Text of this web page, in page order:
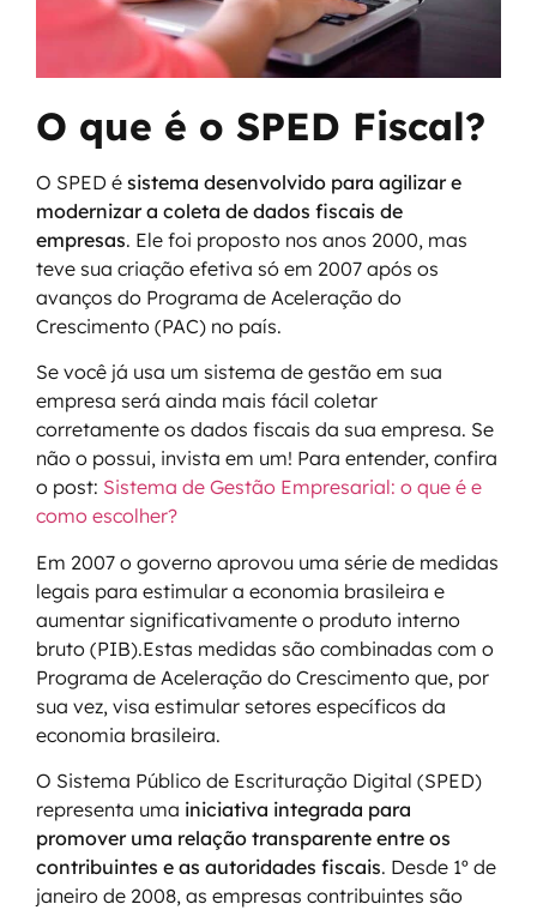
O que é o SPED Fiscal?
O SPED é sistema desenvolvido para agilizar e
modernizar a coleta de dados fiscais de
empresas. Ele foi proposto nos anos 2000, mas
teve sua criação efetiva só em 2007 após os
avanços do Programa de Aceleração do
Crescimento (PAC) no país.
Se você já usa um sistema de gestão em sua
empresa será ainda mais fácil coletar
corretamente os dados fiscais da sua empresa. Se
não o possui, invista em um! Para entender, confira
o post: Sistema de Gestão Empresarial: o que é e
como escolher?
Em 2007 o governo aprovou uma série de medidas
legais para estimular a economia brasileira e
aumentar significativamente o produto interno
bruto (PIB).Estas medidas são combinadas com o
Programa de Aceleração do Crescimento que, por
sua vez, visa estimular setores específicos da
economia brasileira.
O Sistema Público de Escrituração Digital (SPED)
representa uma iniciativa integrada para
promover uma relação transparente entre os
contribuintes e as autoridades fiscais. Desde 1º de
janeiro de 2008, as empresas contribuintes são